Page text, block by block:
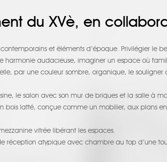
du XVè, en
et éléments d’époque. Privilégier le
harmonie audacieuse, imaginer un espace où
par une couleur sombre, organique, le
le salon avec son mur de briques et la salle à
bois latté, conçue comme un mobilier, aux plans
vitrée libérant les espaces.
réception atypique avec chambre au top d’une